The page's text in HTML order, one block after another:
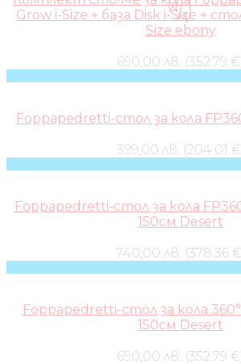
Grow i-Size + база Disk i-Size +
Size ebony
690,00 лв. (352.79
Foppapedretti-стол за кола
399,00 лв. (204.01
Foppapedretti-стол за кола
150см Desert
740,00 лв. (378.36
Foppapedretti-стол за кола
150см Desert
690,00 лв. (352.79